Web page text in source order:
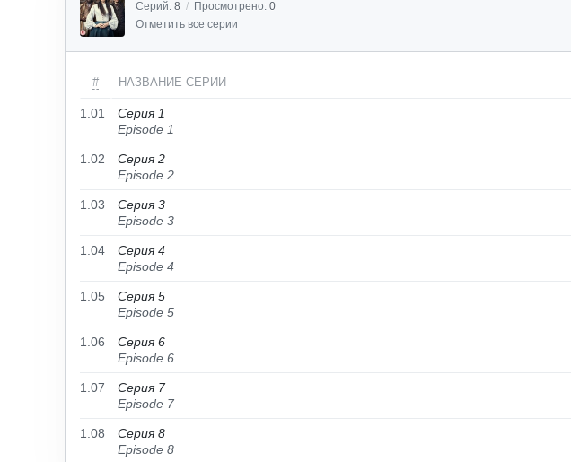
Серий: 8 / Просмотрено: 0
Отметить все серии
# НАЗВАНИЕ СЕРИИ
1.01
Серия 1
Episode 1
1.02
Серия 2
Episode 2
1.03
Серия 3
Episode 3
1.04
Серия 4
Episode 4
1.05
Серия 5
Episode 5
1.06
Серия 6
Episode 6
1.07
Серия 7
Episode 7
1.08
Серия 8
Episode 8